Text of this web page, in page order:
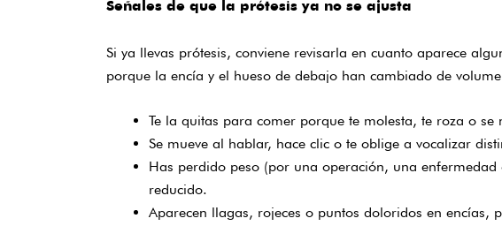
Señales de que la prótesis ya no se ajusta
Si ya llevas prótesis, conviene revisarla en cuanto aparece
porque la encía y el hueso de debajo han cambiado de
Te la quitas para comer porque te molesta, te roza o se
Se mueve al hablar, hace clic o te oblige a vocalizar
Has perdido peso (por una operación, una
reducido.
Aparecen llagas, rojeces o puntos doloridos en encías,